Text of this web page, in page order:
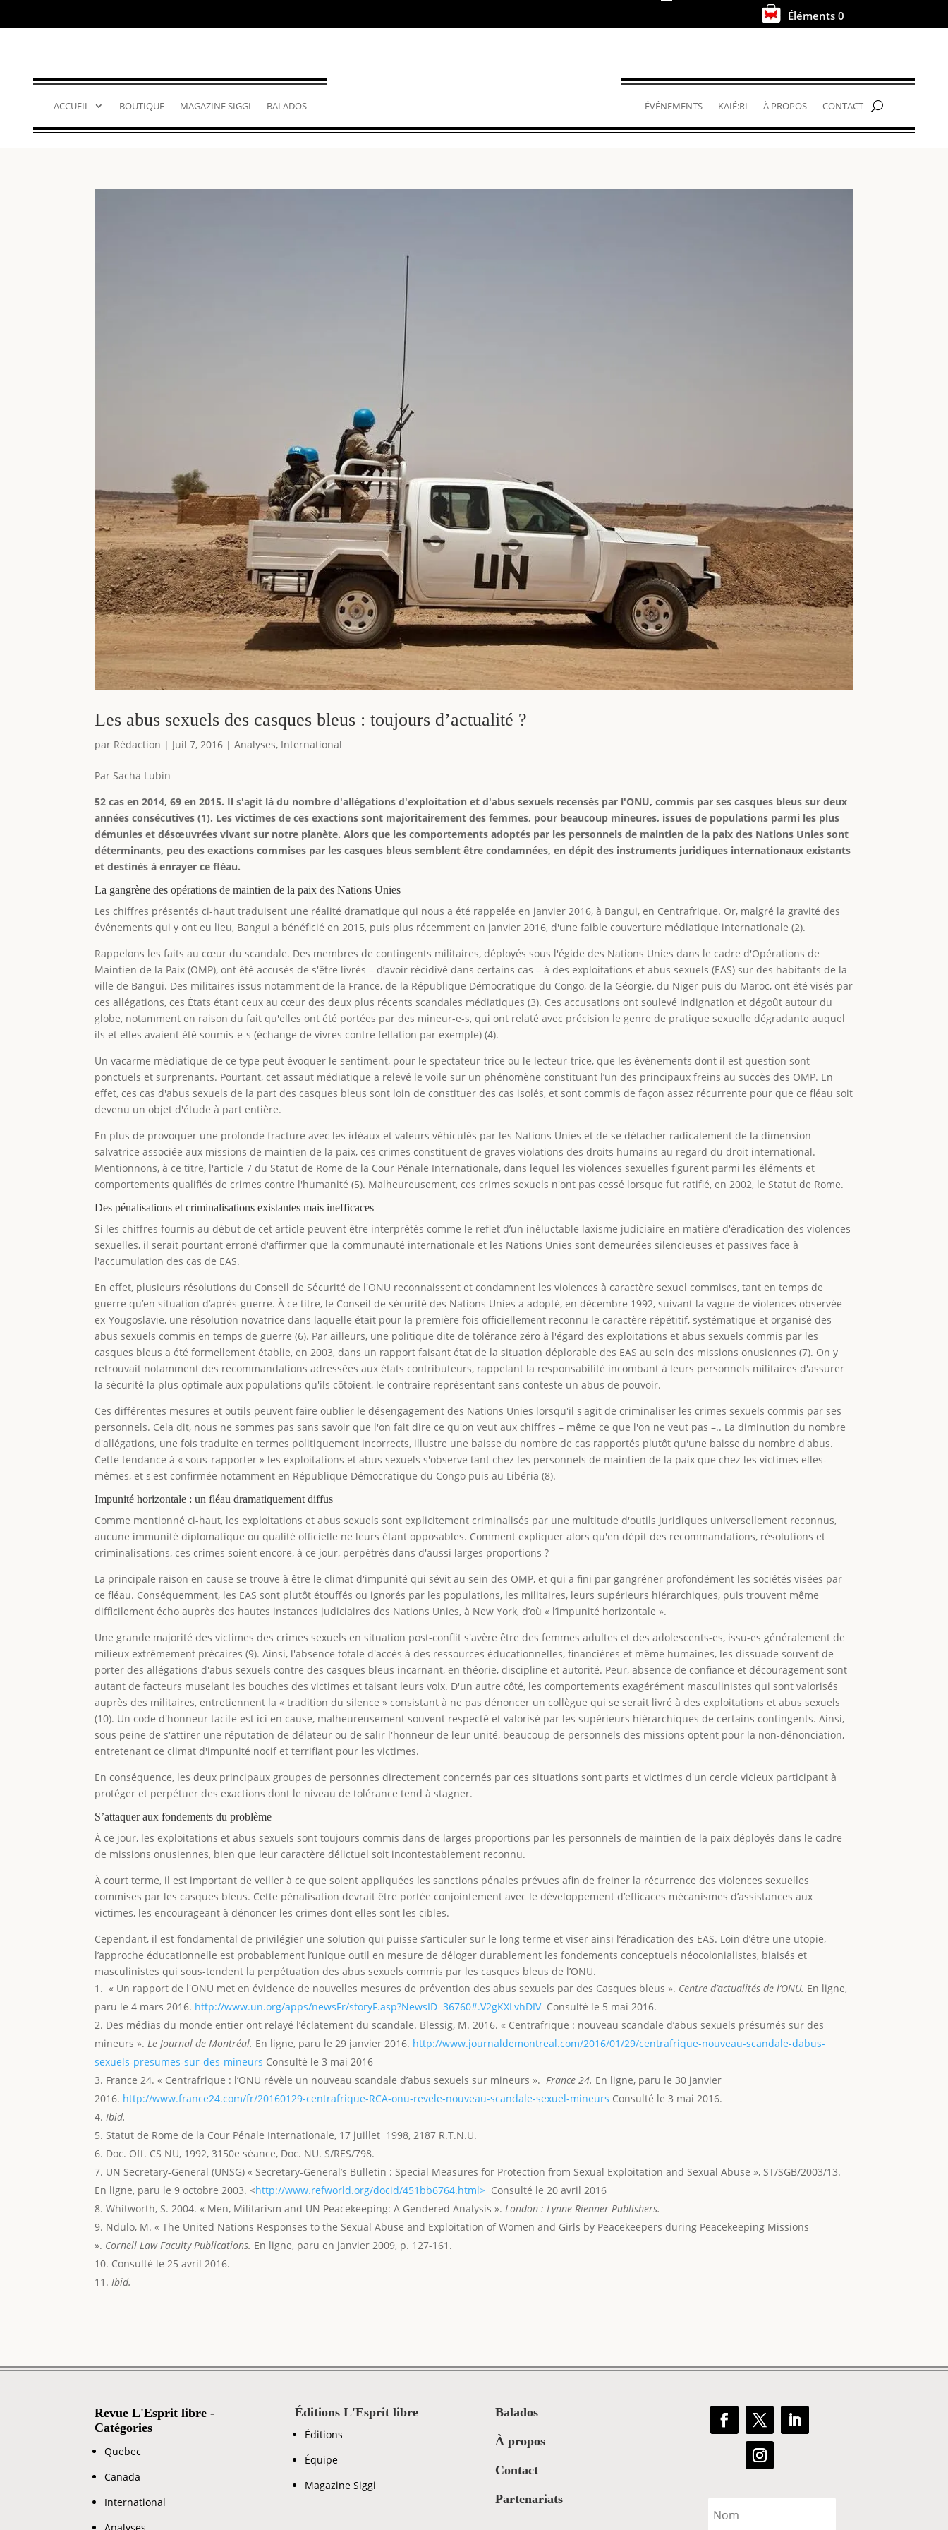
. Éléments 0
ACCUEIL BOUTIQUE MAGAZINE SIGGI BALADOS ÉVÉNEMENTS KAIÉ:RI À PROPOS CONTACT
Les abus sexuels des casques bleus : toujours d’actualité ?
par Rédaction | Juil 7, 2016 |Analyses, International
Par Sacha Lubin
52 cas en 2014, 69 en 2015. Il s'agit là du nombre d'allégations d'exploitation et d'abus sexuels recensés par l'ONU, commis par ses casques bleus sur deux
années consécutives (1). Les victimes de ces exactions sont majoritairement des femmes, pour beaucoup mineures, issues de populations parmi les plus
démunies et désœuvrées vivant sur notre planète. Alors que les comportements adoptés par les personnels de maintien de la paix des Nations Unies sont
déterminants, peu des exactions commises par les casques bleus semblent être condamnées, en dépit des instruments juridiques internationaux existants
et destinés à enrayer ce fléau.
La gangrène des opérations de maintien de la paix des Nations Unies
Les chiffres présentés ci-haut traduisent une réalité dramatique qui nous a été rappelée en janvier 2016, à Bangui, en Centrafrique. Or, malgré la gravité des
événements qui y ont eu lieu, Bangui a bénéficié en 2015, puis plus récemment en janvier 2016, d'une faible couverture médiatique internationale (2).
Rappelons les faits au cœur du scandale. Des membres de contingents militaires, déployés sous l'égide des Nations Unies dans le cadre d'Opérations de
Maintien de la Paix (OMP), ont été accusés de s'être livrés – d’avoir récidivé dans certains cas – à des exploitations et abus sexuels (EAS) sur des habitants de la
ville de Bangui. Des militaires issus notamment de la France, de la République Démocratique du Congo, de la Géorgie, du Niger puis du Maroc, ont été visés par
ces allégations, ces États étant ceux au cœur des deux plus récents scandales médiatiques (3). Ces accusations ont soulevé indignation et dégoût autour du
globe, notamment en raison du fait qu'elles ont été portées par des mineur-e-s, qui ont relaté avec précision le genre de pratique sexuelle dégradante auquel
ils et elles avaient été soumis-e-s (échange de vivres contre fellation par exemple) (4).
Un vacarme médiatique de ce type peut évoquer le sentiment, pour le spectateur-trice ou le lecteur-trice, que les événements dont il est question sont
ponctuels et surprenants. Pourtant, cet assaut médiatique a relevé le voile sur un phénomène constituant l’un des principaux freins au succès des OMP. En
effet, ces cas d'abus sexuels de la part des casques bleus sont loin de constituer des cas isolés, et sont commis de façon assez récurrente pour que ce fléau soit
devenu un objet d'étude à part entière.
En plus de provoquer une profonde fracture avec les idéaux et valeurs véhiculés par les Nations Unies et de se détacher radicalement de la dimension
salvatrice associée aux missions de maintien de la paix, ces crimes constituent de graves violations des droits humains au regard du droit international.
Mentionnons, à ce titre, l'article 7 du Statut de Rome de la Cour Pénale Internationale, dans lequel les violences sexuelles figurent parmi les éléments et
comportements qualifiés de crimes contre l'humanité (5). Malheureusement, ces crimes sexuels n'ont pas cessé lorsque fut ratifié, en 2002, le Statut de Rome.
Des pénalisations et criminalisations existantes mais inefficaces
Si les chiffres fournis au début de cet article peuvent être interprétés comme le reflet d’un inéluctable laxisme judiciaire en matière d'éradication des violences
sexuelles, il serait pourtant erroné d'affirmer que la communauté internationale et les Nations Unies sont demeurées silencieuses et passives face à
l'accumulation des cas de EAS.
En effet, plusieurs résolutions du Conseil de Sécurité de l'ONU reconnaissent et condamnent les violences à caractère sexuel commises, tant en temps de
guerre qu’en situation d’après-guerre. À ce titre, le Conseil de sécurité des Nations Unies a adopté, en décembre 1992, suivant la vague de violences observée
ex-Yougoslavie, une résolution novatrice dans laquelle était pour la première fois officiellement reconnu le caractère répétitif, systématique et organisé des
abus sexuels commis en temps de guerre (6). Par ailleurs, une politique dite de tolérance zéro à l'égard des exploitations et abus sexuels commis par les
casques bleus a été formellement établie, en 2003, dans un rapport faisant état de la situation déplorable des EAS au sein des missions onusiennes (7). On y
retrouvait notamment des recommandations adressées aux états contributeurs, rappelant la responsabilité incombant à leurs personnels militaires d'assurer
la sécurité la plus optimale aux populations qu'ils côtoient, le contraire représentant sans conteste un abus de pouvoir.
Ces différentes mesures et outils peuvent faire oublier le désengagement des Nations Unies lorsqu'il s'agit de criminaliser les crimes sexuels commis par ses
personnels. Cela dit, nous ne sommes pas sans savoir que l'on fait dire ce qu'on veut aux chiffres – même ce que l'on ne veut pas –.. La diminution du nombre
d'allégations, une fois traduite en termes politiquement incorrects, illustre une baisse du nombre de cas rapportés plutôt qu'une baisse du nombre d'abus.
Cette tendance à « sous-rapporter » les exploitations et abus sexuels s'observe tant chez les personnels de maintien de la paix que chez les victimes elles-
mêmes, et s'est confirmée notamment en République Démocratique du Congo puis au Libéria (8).
Impunité horizontale : un fléau dramatiquement diffus
Comme mentionné ci-haut, les exploitations et abus sexuels sont explicitement criminalisés par une multitude d'outils juridiques universellement reconnus,
aucune immunité diplomatique ou qualité officielle ne leurs étant opposables. Comment expliquer alors qu'en dépit des recommandations, résolutions et
criminalisations, ces crimes soient encore, à ce jour, perpétrés dans d'aussi larges proportions ?
La principale raison en cause se trouve à être le climat d'impunité qui sévit au sein des OMP, et qui a fini par gangréner profondément les sociétés visées par
ce fléau. Conséquemment, les EAS sont plutôt étouffés ou ignorés par les populations, les militaires, leurs supérieurs hiérarchiques, puis trouvent même
difficilement écho auprès des hautes instances judiciaires des Nations Unies, à New York, d’où « l’impunité horizontale ».
Une grande majorité des victimes des crimes sexuels en situation post-conflit s'avère être des femmes adultes et des adolescents-es, issu-es généralement de
milieux extrêmement précaires (9). Ainsi, l'absence totale d'accès à des ressources éducationnelles, financières et même humaines, les dissuade souvent de
porter des allégations d'abus sexuels contre des casques bleus incarnant, en théorie, discipline et autorité. Peur, absence de confiance et découragement sont
autant de facteurs muselant les bouches des victimes et taisant leurs voix. D'un autre côté, les comportements exagérément masculinistes qui sont valorisés
auprès des militaires, entretiennent la « tradition du silence » consistant à ne pas dénoncer un collègue qui se serait livré à des exploitations et abus sexuels
(10). Un code d'honneur tacite est ici en cause, malheureusement souvent respecté et valorisé par les supérieurs hiérarchiques de certains contingents. Ainsi,
sous peine de s'attirer une réputation de délateur ou de salir l'honneur de leur unité, beaucoup de personnels des missions optent pour la non-dénonciation,
entretenant ce climat d'impunité nocif et terrifiant pour les victimes.
En conséquence, les deux principaux groupes de personnes directement concernés par ces situations sont parts et victimes d'un cercle vicieux participant à
protéger et perpétuer des exactions dont le niveau de tolérance tend à stagner.
S’attaquer aux fondements du problème
À ce jour, les exploitations et abus sexuels sont toujours commis dans de larges proportions par les personnels de maintien de la paix déployés dans le cadre
de missions onusiennes, bien que leur caractère délictuel soit incontestablement reconnu.
À court terme, il est important de veiller à ce que soient appliquées les sanctions pénales prévues afin de freiner la récurrence des violences sexuelles
commises par les casques bleus. Cette pénalisation devrait être portée conjointement avec le développement d’efficaces mécanismes d’assistances aux
victimes, les encourageant à dénoncer les crimes dont elles sont les cibles.
Cependant, il est fondamental de privilégier une solution qui puisse s’articuler sur le long terme et viser ainsi l’éradication des EAS. Loin d’être une utopie,
l’approche éducationnelle est probablement l’unique outil en mesure de déloger durablement les fondements conceptuels néocolonialistes, biaisés et
masculinistes qui sous-tendent la perpétuation des abus sexuels commis par les casques bleus de l’ONU.
« Un rapport de l'ONU met en évidence de nouvelles mesures de prévention des abus sexuels par des Casques bleus ». Centre d’actualités de l’ONU. En ligne,
paru le 4 mars 2016. http://www.un.org/apps/newsFr/storyF.asp?NewsID=36760#.V2gKXLvhDIVConsulté le 5 mai 2016.
Des médias du monde entier ont relayé l’éclatement du scandale. Blessig, M. 2016. « Centrafrique : nouveau scandale d’abus sexuels présumés sur des
mineurs ». Le Journal de Montréal. En ligne, paru le 29 janvier 2016. http://www.journaldemontreal.com/2016/01/29/centrafrique-nouveau-scandale-dabus-
sexuels-presumes-sur-des-mineurs Consulté le 3 mai 2016
France 24. « Centrafrique : l’ONU révèle un nouveau scandale d’abus sexuels sur mineurs ». France 24. En ligne, paru le 30 janvier
2016. http://www.france24.com/fr/20160129-centrafrique-RCA-onu-revele-nouveau-scandale-sexuel-mineurs Consulté le 3 mai 2016.
Ibid.
Statut de Rome de la Cour Pénale Internationale, 17 juillet 1998, 2187 R.T.N.U.
Doc. Off. CS NU, 1992, 3150e séance, Doc. NU. S/RES/798.
UN Secretary-General (UNSG) « Secretary-General’s Bulletin : Special Measures for Protection from Sexual Exploitation and Sexual Abuse », ST/SGB/2003/13.
En ligne, paru le 9 octobre 2003. <http://www.refworld.org/docid/451bb6764.html> Consulté le 20 avril 2016
Whitworth, S. 2004. « Men, Militarism and UN Peacekeeping: A Gendered Analysis ». London : Lynne Rienner Publishers.
Ndulo, M. « The United Nations Responses to the Sexual Abuse and Exploitation of Women and Girls by Peacekeepers during Peacekeeping Missions
». Cornell Law Faculty Publications. En ligne, paru en janvier 2009, p. 127-161.
Consulté le 25 avril 2016.
Ibid.
Revue L'Esprit libre -
Catégories
Quebec
Canada
International
Analyses
Éditions L'Esprit libre
Éditions
Équipe
Magazine Siggi
Balados
À propos
Contact
Partenariats